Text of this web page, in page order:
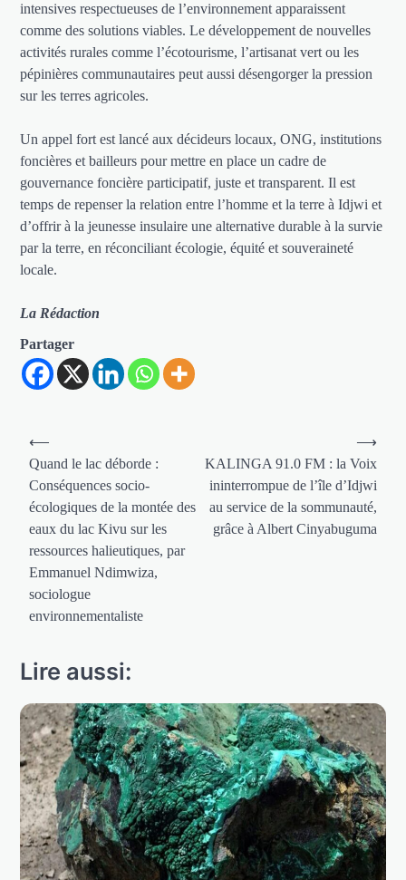
intensives respectueuses de l’environnement apparaissent
comme des solutions viables. Le développement de nouvelles
activités rurales comme l’écotourisme, l’artisanat vert ou les
pépinières communautaires peut aussi désengorger la pression
sur les terres agricoles.
Un appel fort est lancé aux décideurs locaux, ONG, institutions
foncières et bailleurs pour mettre en place un cadre de
gouvernance foncière participatif, juste et transparent. Il est
temps de repenser la relation entre l’homme et la terre à Idjwi et
d’offrir à la jeunesse insulaire une alternative durable à la survie
par la terre, en réconciliant écologie, équité et souveraineté
locale.
La Rédaction
Partager
Navigation
de
l’article
⟵
Quand le lac déborde :
Conséquences socio-
écologiques de la montée des
eaux du lac Kivu sur les
ressources halieutiques, par
Emmanuel Ndimwiza,
sociologue
environnementaliste
KALINGA 91.0 FM : la Voix
ininterrompue de l’île d’Idjwi
au service de la sommunauté,
grâce à Albert Cinyabuguma
⟶
Lire aussi: